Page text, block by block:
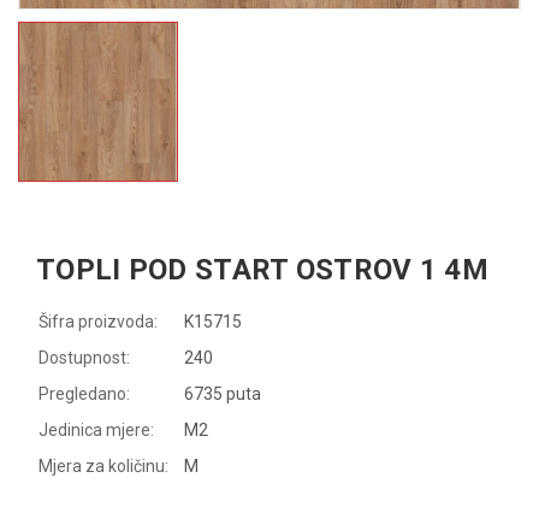
TOPLI POD START OSTROV 1 4M
Šifra proizvoda:
K15715
Dostupnost:
240
Pregledano:
6735 puta
Jedinica mjere:
M2
Mjera za količinu:
M